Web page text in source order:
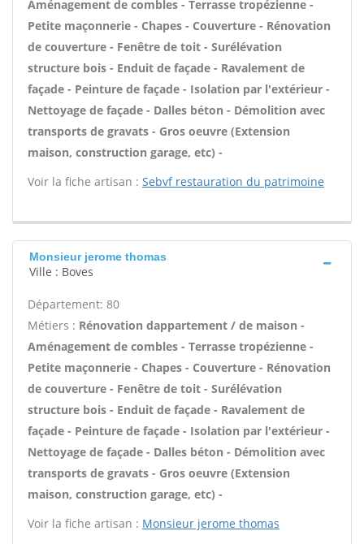
Aménagement de combles - Terrasse tropézienne -
Petite maçonnerie - Chapes - Couverture - Rénovation
de couverture - Fenêtre de toit - Surélévation
structure bois - Enduit de façade - Ravalement de
façade - Peinture de façade - Isolation par l'extérieur -
Nettoyage de façade - Dalles béton - Démolition avec
transports de gravats - Gros oeuvre (Extension
maison, construction garage, etc) -
Voir la fiche artisan : Sebvf restauration du patrimoine
Monsieur jerome thomas
Ville : Boves
Département: 80
Métiers : Rénovation dappartement / de maison -
Aménagement de combles - Terrasse tropézienne -
Petite maçonnerie - Chapes - Couverture - Rénovation
de couverture - Fenêtre de toit - Surélévation
structure bois - Enduit de façade - Ravalement de
façade - Peinture de façade - Isolation par l'extérieur -
Nettoyage de façade - Dalles béton - Démolition avec
transports de gravats - Gros oeuvre (Extension
maison, construction garage, etc) -
Voir la fiche artisan : Monsieur jerome thomas